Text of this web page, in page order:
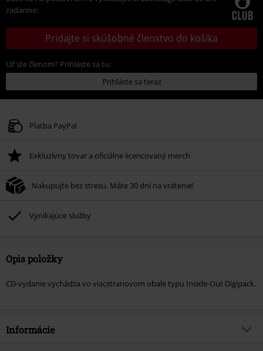
zadarmo:
Pridajte si skúšobné členstvo do košíka
Už ste členom? Prihláste sa tu:
Prihláste sa teraz
Platba PayPal
Exkluzívny tovar a oficiálne licencovaný merch
Nakupujte bez stresu. Máte 30 dní na vrátenie!
Vynikajúce služby
Opis položky
CD-vydanie vychádza vo viacstranovom obale typu Inside-Out Digipack.
Informácie